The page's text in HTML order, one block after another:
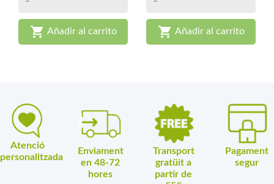
 Añadir al carrito  Añadir al carrito
Atenció
personalitzada
Enviament
en 48-72
hores
Transport
gratüit a
partir de
Pagament
segur